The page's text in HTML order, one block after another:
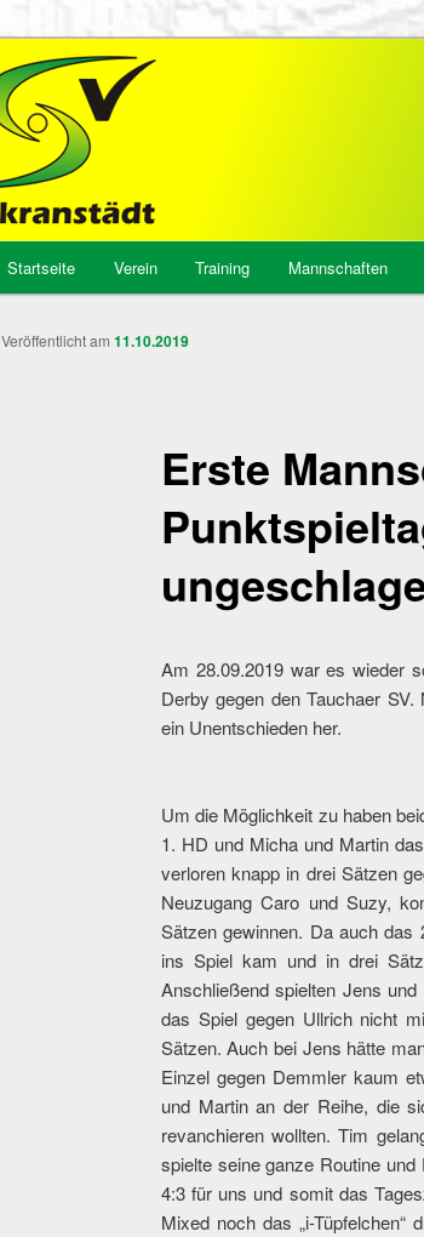
BSV Markranstädt, Abt.
Zum
Inhalt
Startseite Verein Training Mannschaften
Erste
Veröffentlicht am 11.10.2019
Am 28.09.2019 war es wieder
Derby gegen den Tauchaer
ein Unentschieden her.
Um die Möglichkeit zu haben
1. HD und Micha und Martin
verloren knapp in drei Sätzen
Neuzugang Caro und Suzy,
Sätzen gewinnen. Da auch
ins Spiel kam und in drei
Anschließend spielten Jens
das Spiel gegen Ullrich nicht
Sätzen. Auch bei Jens hätte
Einzel gegen Demmler kaum
und Martin an der Reihe, die
revanchieren wollten. Tim
spielte seine ganze Routine
4:3 für uns und somit das
Mixed noch das „i-Tüpfelchen“